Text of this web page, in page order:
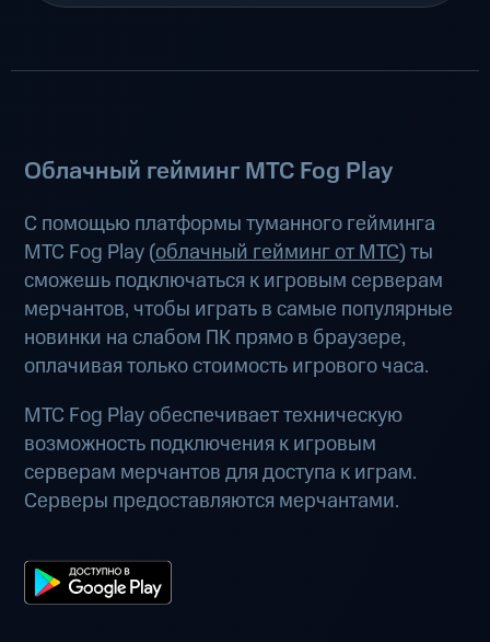
Облачный гейминг МТС Fog Play
С помощью платформы туманного гейминга
МТС Fog Play (облачный гейминг от МТС) ты
сможешь подключаться к игровым серверам
мерчантов, чтобы играть в самые популярные
новинки на слабом ПК прямо в браузере,
оплачивая только стоимость игрового часа.
МТС Fog Play обеспечивает техническую
возможность подключения к игровым
серверам мерчантов для доступа к играм.
Серверы предоставляются мерчантами.